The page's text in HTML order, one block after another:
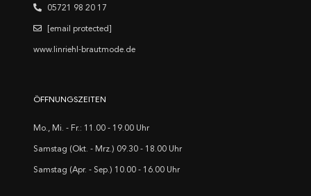
05721 98 20 17
[email protected]
www.linriehl-brautmode.de
ÖFFNUNGSZEITEN
Mo., Mi. - Fr.: 11.00 - 19.00 Uhr
Samstag (Okt. - Mrz.) 09.30 - 18.00 Uhr
Samstag (Apr. - Sep.) 10.00 - 16.00 Uhr